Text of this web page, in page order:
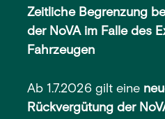
Zeitliche Begrenzung
der NoVA im Falle des
Fahrzeugen
Ab 1.7.2026 gilt eine
Rückvergütung der